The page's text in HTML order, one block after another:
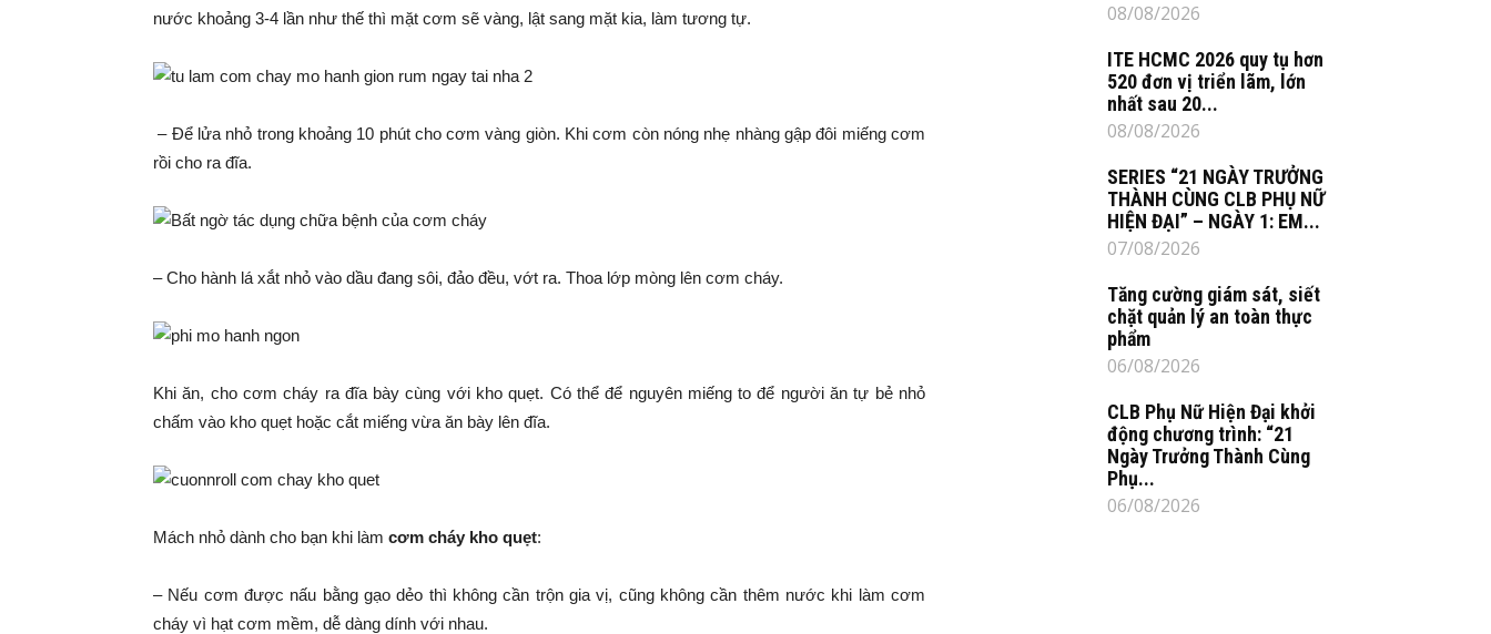
nước khoảng 3-4 lần như thế thì mặt cơm sẽ vàng, lật sang mặt kia, làm tương tự.
– Để lửa nhỏ trong khoảng 10 phút cho cơm vàng giòn. Khi cơm còn nóng nhẹ nhàng gập đôi miếng cơm
rồi cho ra đĩa.
– Cho hành lá xắt nhỏ vào dầu đang sôi, đảo đều, vớt ra. Thoa lớp mòng lên cơm cháy.
Khi ăn, cho cơm cháy ra đĩa bày cùng với kho quẹt. Có thể để nguyên miếng to để người ăn tự bẻ nhỏ
chấm vào kho quẹt hoặc cắt miếng vừa ăn bày lên đĩa.
Mách nhỏ dành cho bạn khi làm cơm cháy kho quẹt:
– Nếu cơm được nấu bằng gạo dẻo thì không cần trộn gia vị, cũng không cần thêm nước khi làm cơm
cháy vì hạt cơm mềm, dễ dàng dính với nhau.
08/08/2026
ITE HCMC 2026 quy tụ hơn
520 đơn vị triển lãm, lớn
nhất sau 20...
08/08/2026
SERIES “21 NGÀY TRƯỞNG
THÀNH CÙNG CLB PHỤ NỮ
HIỆN ĐẠI” – NGÀY 1: EM...
07/08/2026
Tăng cường giám sát, siết
chặt quản lý an toàn thực
phẩm
06/08/2026
CLB Phụ Nữ Hiện Đại khởi
động chương trình: “21
Ngày Trưởng Thành Cùng
Phụ...
06/08/2026